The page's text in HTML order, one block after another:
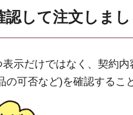
して注文しまし
表示だけではなく、契約
可否など)を確認するこ